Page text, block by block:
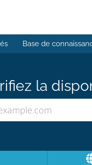
Base de
la